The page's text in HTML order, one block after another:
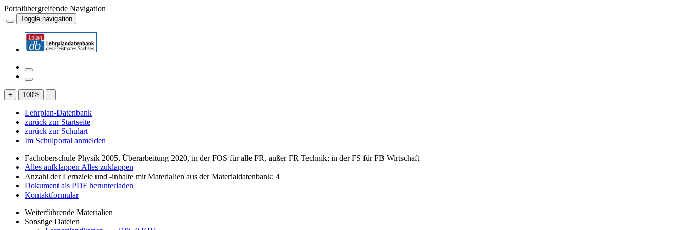
Portalübergreifende Navigation
Toggle navigation
+ 100% -
Lehrplan-Datenbank
zurück zur Startseite
zurück zur Schulart
Im Schulportal anmelden
Fachoberschule Physik 2005, Überarbeitung 2020, in der FOS für alle FR, außer FR Technik; in der FS für FB Wirtschaft
Alles aufklappen Alles zuklappen
Anzahl der Lernziele und -inhalte mit Materialien aus der Materialdatenbank: 4
Dokument als PDF herunterladen
Kontaktformular
Weiterführende Materialien
Sonstige Dateien